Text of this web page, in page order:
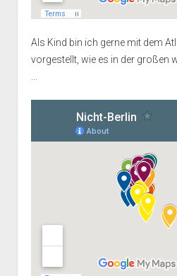
Als Kind bin ich gerne mit dem
vorgestellt, wie es in der großen